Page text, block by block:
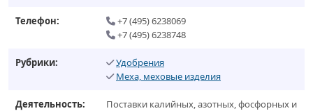
Телефон:
+7 (495) 6238069
+7 (495) 6238748
Рубрики:
Удобрения
Меха, меховые изделия
Деятельность:
Поставки калийных, азотных, фосфорных и